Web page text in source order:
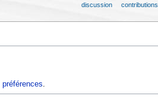
préférences.
discussion contributions